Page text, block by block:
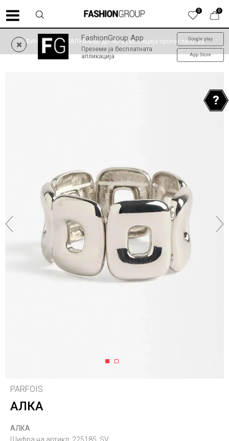
0
0
FashionGroup App
Преземи ја бесплатната
апликација
Google play
App Store
ФИНАЛНО НАМАЛУВАЊЕ до -60% | колекција пролет-лето '26
1 2
PARFOIS
АЛКА
АЛКА